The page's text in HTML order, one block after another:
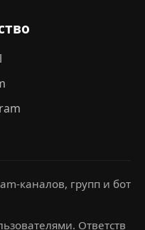
каналов, групп и бот
Ответств